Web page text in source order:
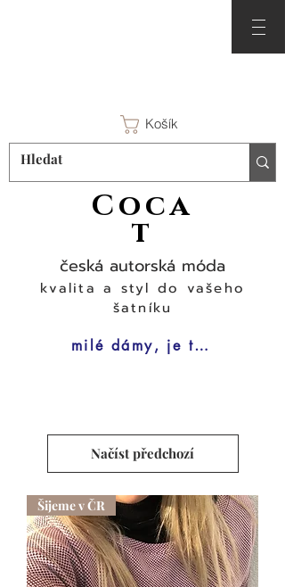
Košík
Coca
t
česká autorská móda
kvalita a styl do vašeho
šatníku
milé dámy, je tu čas na šaty
Načíst předchozí
Šijeme v ČR